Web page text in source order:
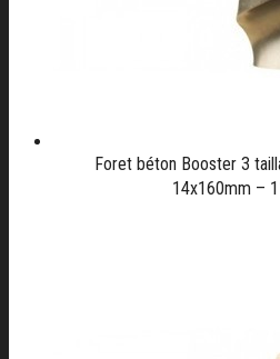
Foret béton Booster 3
14x160mm –